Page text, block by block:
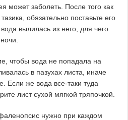
может заболеть. После того как
обязательно поставьте его
вылилась из него, для чего
чтобы вода не попадала на
в пазухах листа, иначе
Если же вода все-таки туда
лист сухой мягкой тряпочкой.
нужно при каждом